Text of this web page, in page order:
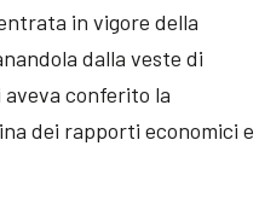
in vigore della
dalla veste di
conferito la
dei rapporti economici e